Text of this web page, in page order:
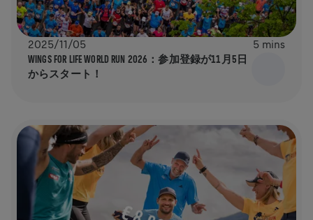
2025/11/05 5 mins
WINGS FOR LIFE WORLD RUN 2026：参加登録が11月5日
からスタート！